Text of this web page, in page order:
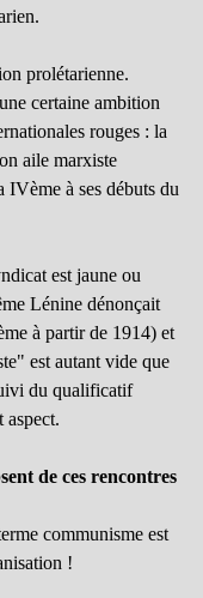
prolétarienne.
certaine ambition
rouges : la
aile marxiste
à ses débuts du
est jaune ou
Lénine dénonçait
à partir de 1914) et
est autant vide que
du qualificatif
de ces rencontres
communisme est
!